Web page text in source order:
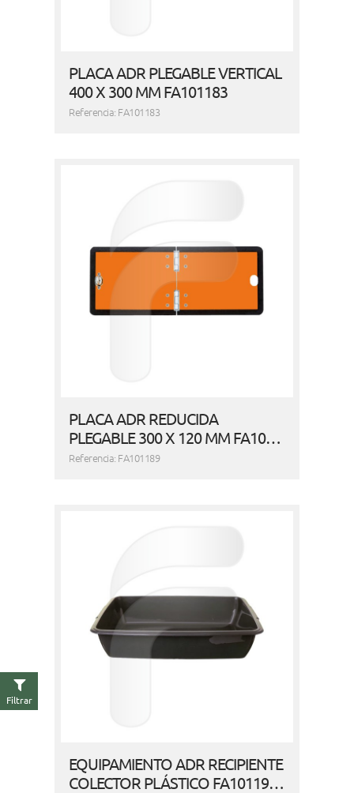
PLACA ADR PLEGABLE VERTICAL
400 X 300 MM FA101183
Referencia: FA101183
PLACA ADR REDUCIDA
PLEGABLE 300 X 120 MM FA10…
Referencia: FA101189
EQUIPAMIENTO ADR RECIPIENTE
COLECTOR PLÁSTICO FA10119…
Filtrar